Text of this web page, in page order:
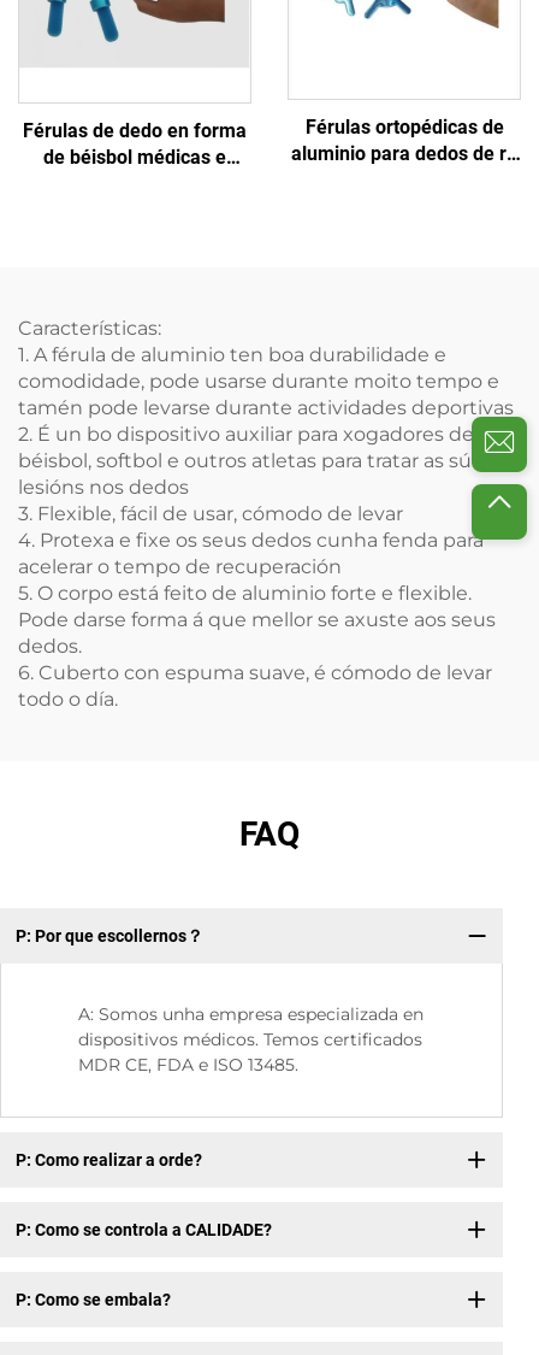
Férulas de dedo en forma
de béisbol médicas e
Férulas ortopédicas de
aluminio para dedos de rã
Características:
1. A férula de aluminio ten boa durabilidade e
comodidade, pode usarse durante moito tempo e
tamén pode levarse durante actividades deportivas
2. É un bo dispositivo auxiliar para xogadores de
béisbol, softbol e outros atletas para tratar as súas
lesións nos dedos
3. Flexible, fácil de usar, cómodo de levar
4. Protexa e fixe os seus dedos cunha fenda para
acelerar o tempo de recuperación
5. O corpo está feito de aluminio forte e flexible.
Pode darse forma á que mellor se axuste aos seus
dedos.
6. Cuberto con espuma suave, é cómodo de levar
todo o día.
FAQ
P: Por que escollernos？
A: Somos unha empresa especializada en
dispositivos médicos. Temos certificados
MDR CE, FDA e ISO 13485.
P: Como realizar a orde?
P: Como se controla a CALIDADE?
P: Como se embala?